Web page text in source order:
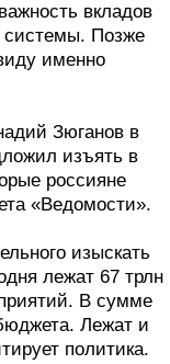
вкладов
системы. Позже
именно
Зюганов в
изъять в
россияне
«Ведомости».
изыскать
лежат 67 трлн
В сумме
Лежат и
политика.